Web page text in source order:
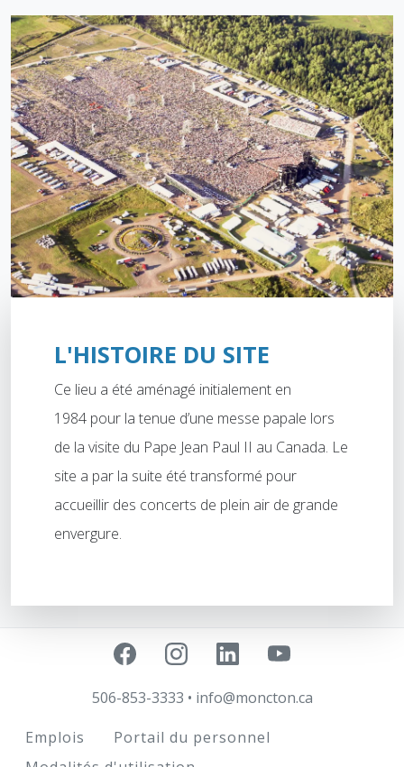
L'HISTOIRE DU SITE
Ce lieu a été aménagé initialement en
1984 pour la tenue d’une messe papale lors
de la visite du Pape Jean Paul II au Canada. Le
site a par la suite été transformé pour
accueillir des concerts de plein air de grande
envergure.
506-853-3333 • info@moncton.ca
Footer
Emplois
Portail du personnel